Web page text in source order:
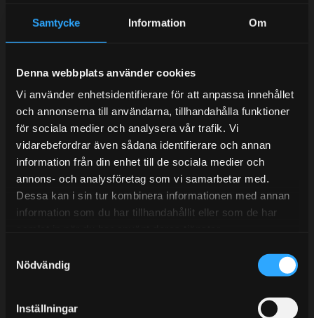
Samtycke Information Om
Denna webbplats använder cookies
Vi använder enhetsidentifierare för att anpassa innehållet
och annonserna till användarna, tillhandahålla funktioner
för sociala medier och analysera vår trafik. Vi
vidarebefordrar även sådana identifierare och annan
information från din enhet till de sociala medier och
annons- och analysföretag som vi samarbetar med.
Dessa kan i sin tur kombinera informationen med annan
information som du har tillhandahållit eller som de har
Nödvändig
Inställningar
under sommaren men med viss fördröjning. 2/7 -9/7 är
det helt stängt.
Tel:031- 51 66 60
E-post:info@streetperformance.se
KUNSKAPSCENTER
KUNDTJÄNST